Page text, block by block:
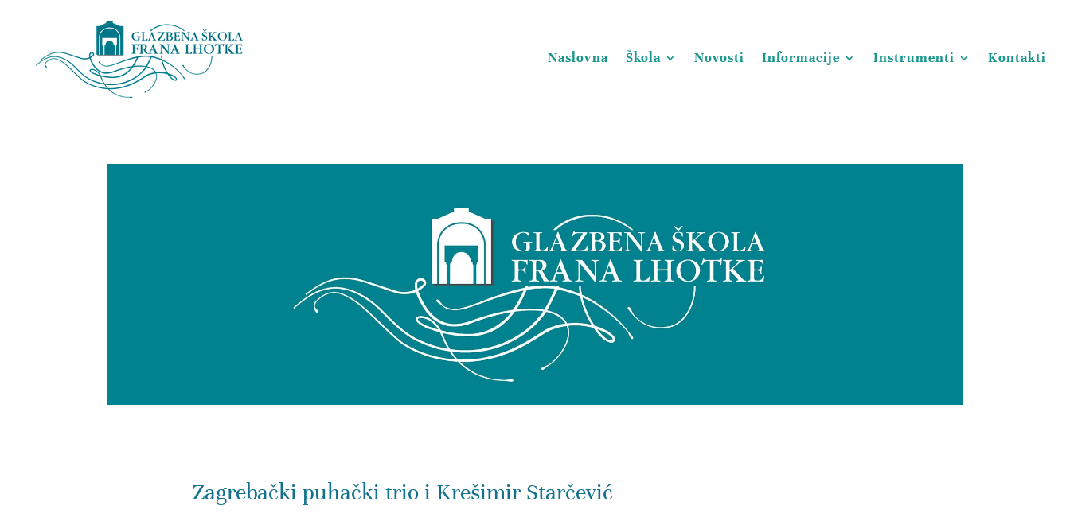
Naslovna Škola Novosti Informacije Instrumenti Kontakti
Zagrebački puhački trio i Krešimir Starčević